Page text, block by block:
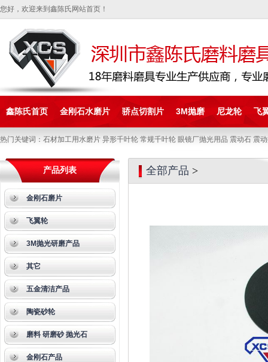
您好，欢迎来到鑫陈氏网站首页！
鑫陈氏首页 金刚石水磨片 骄点切割片 3M抛磨 尼龙轮 飞
热门关键词：石材加工用水磨片 异形千叶轮 常规千叶轮 眼镜厂抛光用品 震动石 震
产品列表
金刚石磨片
飞翼轮
3M抛光研磨产品
其它
五金清洁产品
陶瓷砂轮
磨料 研磨砂 抛光石
金刚石产品
全部产品 >